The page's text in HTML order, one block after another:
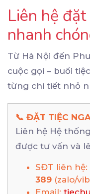
Liên hệ
nhanh
Từ Hà Nội đến
cuộc gọi – buổi
từng chi tiết nhỏ
📞 ĐẶT TIỆC
Liên hệ Hệ
được tư vấn và
SĐT liên hệ:
389 (zalo/
Email: